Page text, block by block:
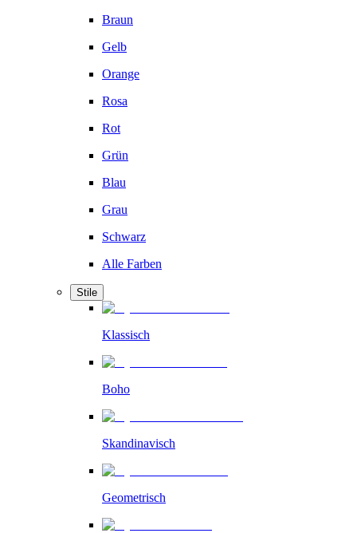
Braun
Gelb
Orange
Rosa
Rot
Grün
Blau
Grau
Schwarz
Alle Farben
Stile
Klassisch
Boho
Skandinavisch
Geometrisch